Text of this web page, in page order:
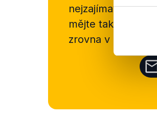
nejzajímavějších
mějte tak přehled
zrovna v Česku